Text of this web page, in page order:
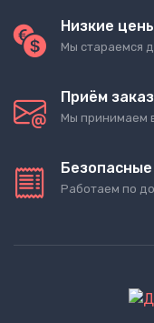
Низкие
Мы стараемся
Приём
Мы принимаем
Работаем по